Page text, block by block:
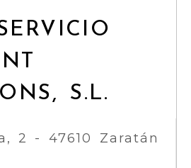
S.L.
2 - 47610 Zaratán